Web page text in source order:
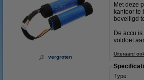
vergroten
Met deze
kantoor te
beveiligd
De accu
voldoet
Uiteraard
Type: